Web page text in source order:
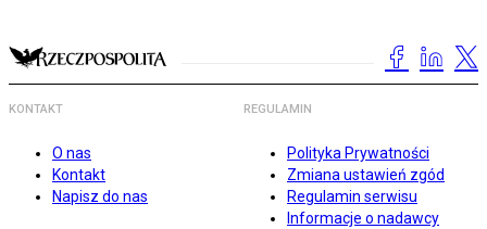
KONTAKT
O nas
Kontakt
Napisz do nas
REGULAMIN
Polityka Prywatności
Zmiana ustawień zgód
Regulamin serwisu
Informacje o nadawcy